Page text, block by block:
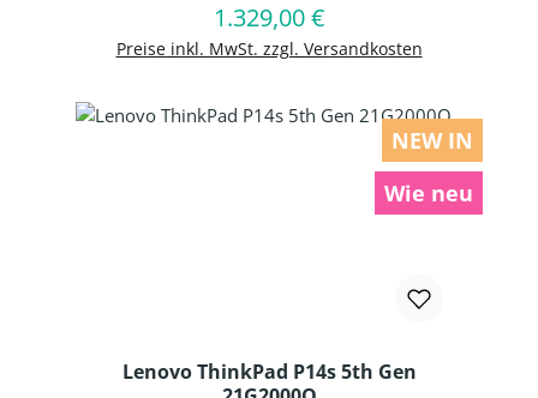
Regulärer Preis:
1.329,00 €
Preise inkl. MwSt. zzgl. Versandkosten
In den Warenkorb
NEW IN
Wie neu
Lenovo ThinkPad P14s 5th Gen